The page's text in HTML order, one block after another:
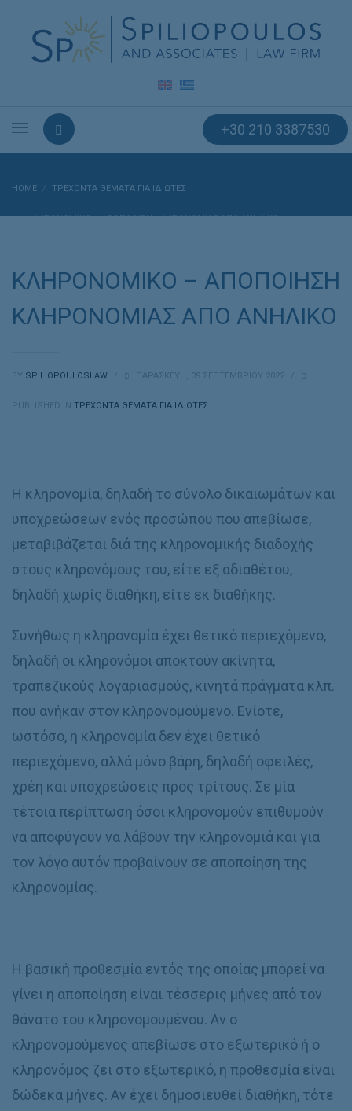
+30 210 3387530
HOME ΤΡΕΧΟΝΤΑ ΘΕΜΑΤΑ ΓΙΑ ΙΔΙΩΤΕΣ
ΚΛΗΡΟΝΟΜΙΚΟ – ΑΠΟΠΟΙΗΣΗ ΚΛΗΡΟΝΟΜΙΑΣ ΑΠΟ ΑΝΗΛΙΚΟ
ΚΛΗΡΟΝΟΜΙΚΟ – ΑΠΟΠΟΙΗΣΗ
ΚΛΗΡΟΝΟΜΙΑΣ ΑΠΟ ΑΝΗΛΙΚΟ
BY SPILIOPOULOSLAW ΠΑΡΑΣΚΕΥΉ, 09 ΣΕΠΤΕΜΒΡΊΟΥ 2022
PUBLISHED IN ΤΡΕΧΟΝΤΑ ΘΕΜΑΤΑ ΓΙΑ ΙΔΙΩΤΕΣ
Η κληρονομία, δηλαδή το σύνολο δικαιωμάτων και
υποχρεώσεων ενός προσώπου που απεβίωσε,
μεταβιβάζεται διά της κληρονομικής διαδοχής
στους κληρονόμους του, είτε εξ αδιαθέτου,
δηλαδή χωρίς διαθήκη, είτε εκ διαθήκης.
Συνήθως η κληρονομία έχει θετικό περιεχόμενο,
δηλαδή οι κληρονόμοι αποκτούν ακίνητα,
τραπεζικούς λογαριασμούς, κινητά πράγματα κλπ.
που ανήκαν στον κληρονομούμενο. Ενίοτε,
ωστόσο, η κληρονομία δεν έχει θετικό
περιεχόμενο, αλλά μόνο βάρη, δηλαδή οφειλές,
χρέη και υποχρεώσεις προς τρίτους. Σε μία
τέτοια περίπτωση όσοι κληρονομούν επιθυμούν
να αποφύγουν να λάβουν την κληρονομιά και για
τον λόγο αυτόν προβαίνουν σε αποποίηση της
κληρονομίας.
Η βασική προθεσμία εντός της οποίας μπορεί να
γίνει η αποποίηση είναι τέσσερις μήνες από τον
θάνατο του κληρονομουμένου. Αν ο
κληρονομούμενος απεβίωσε στο εξωτερικό ή ο
κληρονόμος ζει στο εξωτερικό, η προθεσμία είναι
δώδεκα μήνες. Αν έχει δημοσιευθεί διαθήκη, τότε